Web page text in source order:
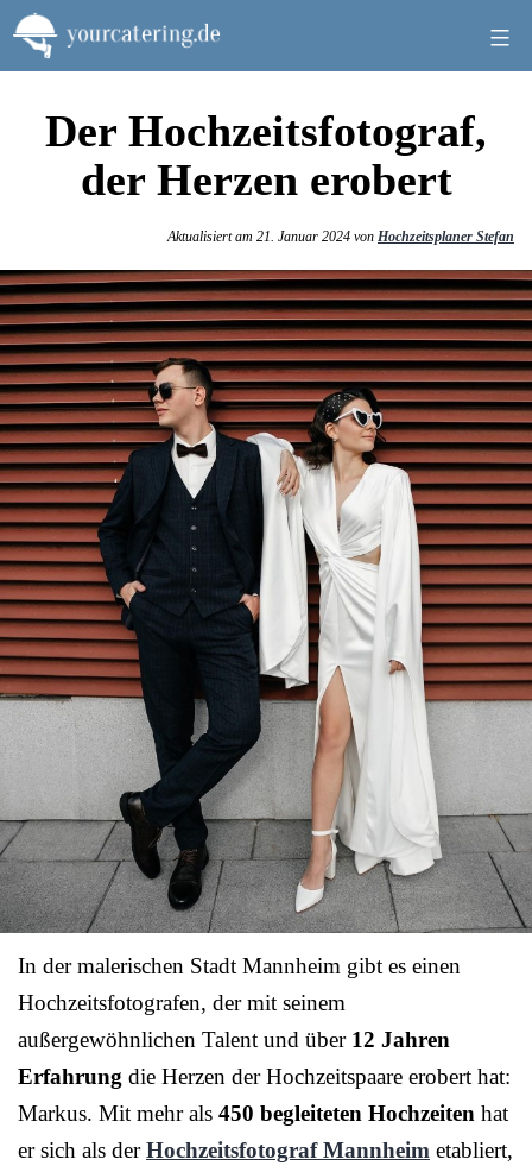
Zum
Inhalt
springen
Der Hochzeitsfotograf,
der Herzen erobert
Aktualisiert am 21. Januar 2024 von Hochzeitsplaner Stefan
In der malerischen Stadt Mannheim gibt es einen
Hochzeitsfotografen, der mit seinem
außergewöhnlichen Talent und über 12 Jahren
Erfahrung die Herzen der Hochzeitspaare erobert hat:
Markus. Mit mehr als 450 begleiteten Hochzeiten hat
er sich als derHochzeitsfotograf Mannheim etabliert,